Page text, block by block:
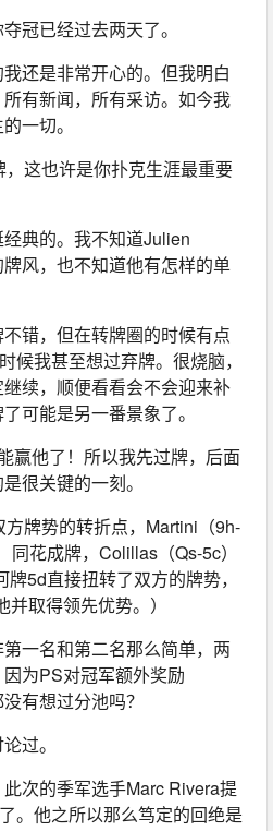
冠已经过去两天了。
还是非常开心的。但我明白
有新闻，所有采访。如今我
一切。
这也许是你扑克生涯最重要
典的。我不知道Julien
风，也不知道他有怎样的单
错，但在转牌圈的时候有点
候我甚至想过弃牌。很烧脑，
续，顺便看看会不会迎来补
可能是另一番景象了。
赢他了！所以我先过牌，后面
很关键的一刻。
方牌势的转折点，Martini（9h-
花成牌，Colillas（Qs-5c）
5d直接扭转了双方的牌势，
取得领先优势。）
一名和第二名那么简单，两
为PS对冠军额外奖励
有想过分池吗？
过。
次的季军选手Marc Rivera提
。他之所以那么笃定的回绝是